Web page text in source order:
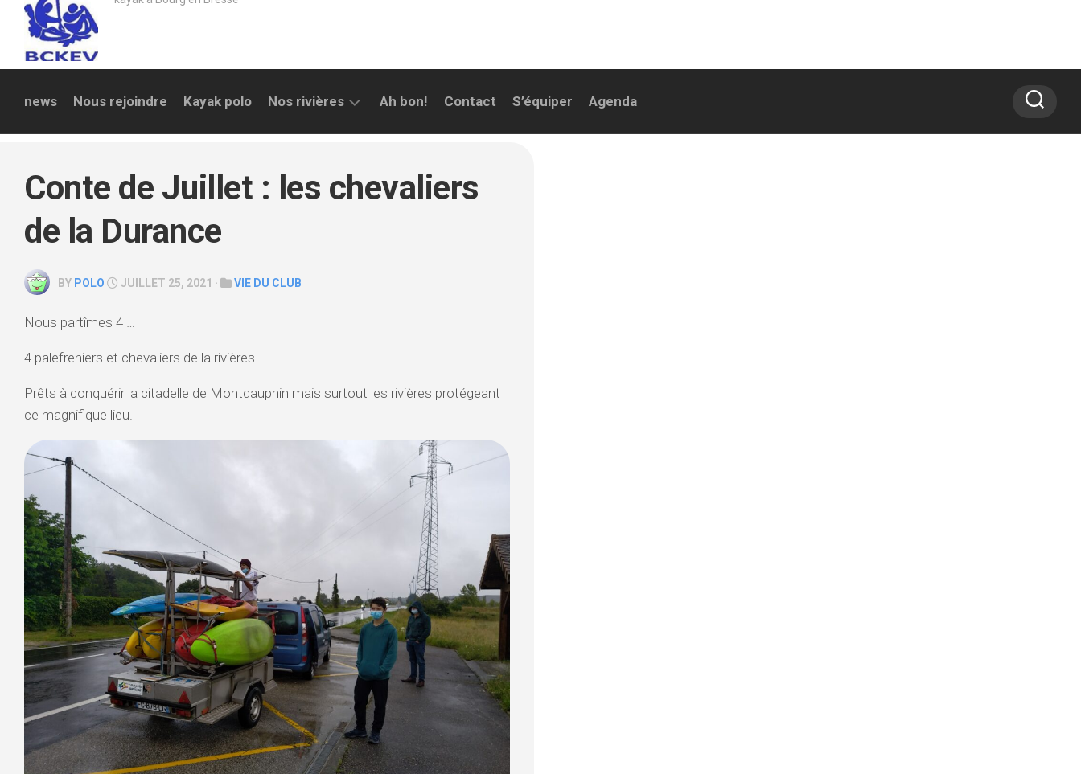
news Nous rejoindre Kayak polo Nos rivières
SURAN
BRÉNAZ
Ah bon! Contact S’équiper Agenda
Conte de Juillet : les chevaliers
de la Durance
BY POLO JUILLET 25, 2021 · VIE DU CLUB
Nous partîmes 4 …
4 palefreniers et chevaliers de la rivières…
Prêts à conquérir la citadelle de Montdauphin mais surtout les rivières protégeant
ce magnifique lieu.